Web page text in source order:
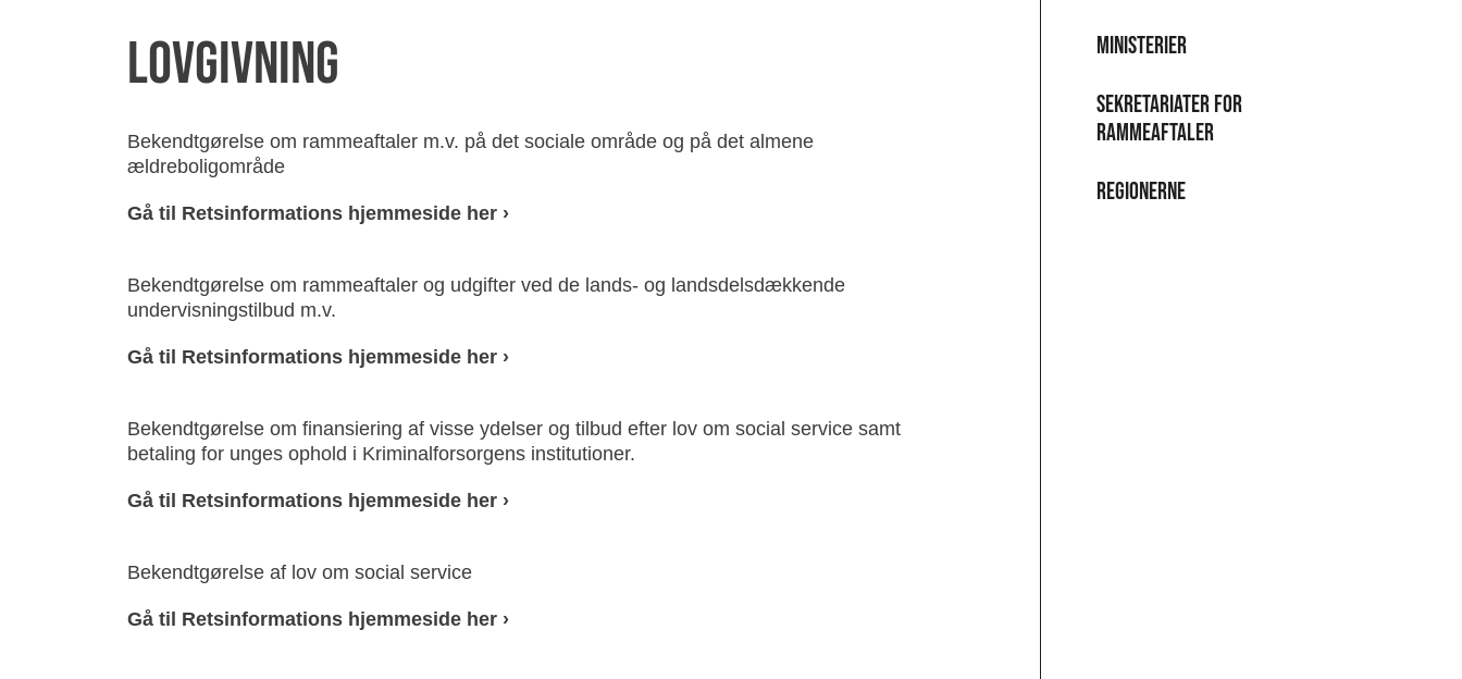
Lovgivning
Bekendtgørelse om rammeaftaler m.v. på det sociale område og på det almene
ældreboligområde
Gå til Retsinformations hjemmeside her ›
Bekendtgørelse om rammeaftaler og udgifter ved de lands- og landsdelsdækkende
undervisningstilbud m.v.
Gå til Retsinformations hjemmeside her ›
Bekendtgørelse om finansiering af visse ydelser og tilbud efter lov om social service samt
betaling for unges ophold i Kriminalforsorgens institutioner.
Gå til Retsinformations hjemmeside her ›
Bekendtgørelse af lov om social service
Gå til Retsinformations hjemmeside her ›
Ministerier
Sekretariater for
Rammeaftaler
Regionerne